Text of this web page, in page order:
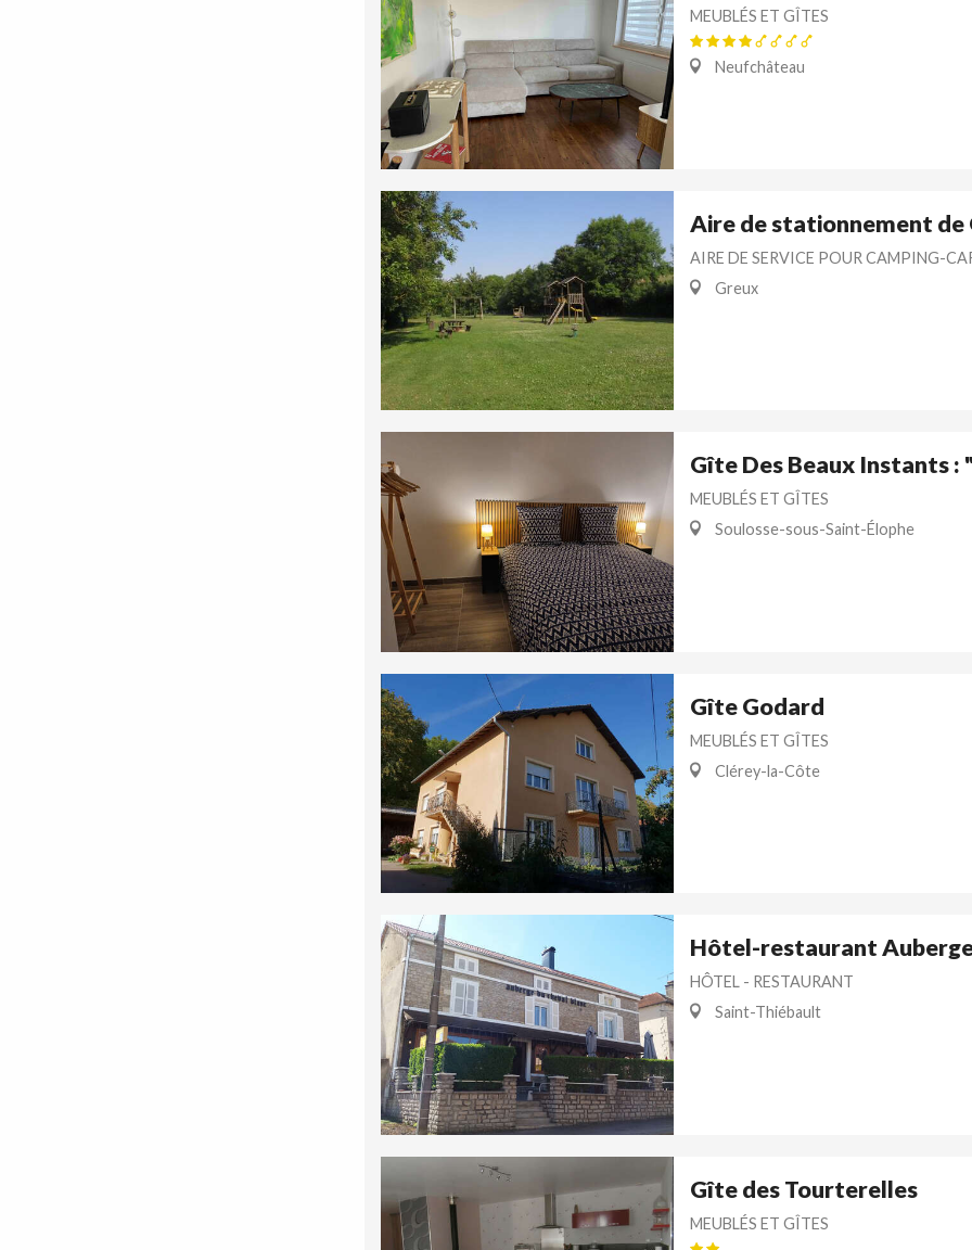
MEUBLÉS ET GÎTES
Neufchâteau
Aire de stationnement de
AIRE DE SERVICE POUR CAMPING-
Greux
Gîte Des Beaux Instants :
MEUBLÉS ET GÎTES
Soulosse-sous-Saint-Élophe
Gîte Godard
MEUBLÉS ET GÎTES
Clérey-la-Côte
Hôtel-restaurant
HÔTEL - RESTAURANT
Saint-Thiébault
Gîte des Tourterelles
MEUBLÉS ET GÎTES